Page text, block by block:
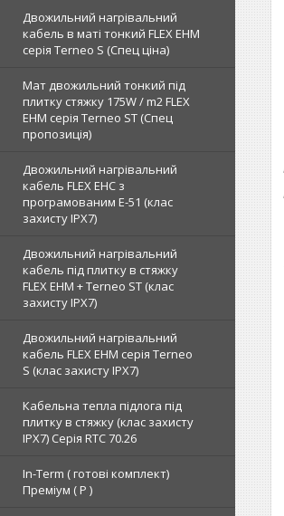
Двожильний нагрівальний
кабель в маті тонкий FLEX EHM
серія Terneo S (Спец ціна)
Мат двожильний тонкий під
плитку стяжку 175W / m2 FLEX
EHM серія Terneo SТ (Спец
пропозиція)
Двожильний нагрівальний
кабель FLEX EHС з
програмованим E-51 (клас
захисту IPX7)
Двожильний нагрівальний
кабель під плитку в стяжку
FLEX EHM + Terneo ST (клас
захисту IPX7)
Двожильний нагрівальний
кабель FLEX EHM серія Terneo
S (клас захисту IPX7)
Кабельна тепла підлога під
плитку в стяжку (клас захисту
IPX7) Серія RTC 70.26
In-Term ( готові комплект)
Преміум ( Р )